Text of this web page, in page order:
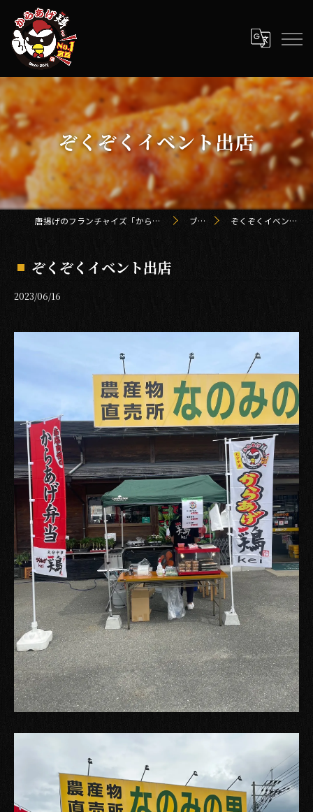
ぞくぞくイベント出店
唐揚げのフランチャイズ「からあげ鶏 kei」 ブログ ぞくぞくイベント出店
ぞくぞくイベント出店
2023/06/16